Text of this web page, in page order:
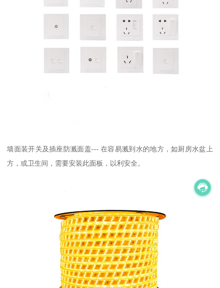
墙面装开关及插座防溅面盖--- 在容易溅到水的地方，如厨房水盆上
方，或卫生间，需要安装此面板，以利安全。